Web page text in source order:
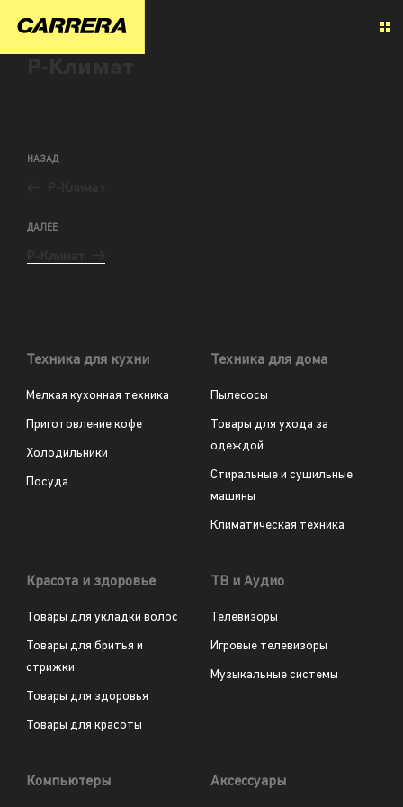
НАЗАД
ДАЛЕЕ
Техника для кухни
Мелкая кухонная техника
Приготовление кофе
Холодильники
Посуда
Техника для дома
Пылесосы
Товары для ухода за
одеждой
Стиральные и сушильные
машины
Климатическая техника
Красота и здоровье
Товары для укладки волос
Товары для бритья и
стрижки
Товары для здоровья
Товары для красоты
ТВ и Аудио
Телевизоры
Игровые телевизоры
Музыкальные системы
Компьютеры Аксессуары